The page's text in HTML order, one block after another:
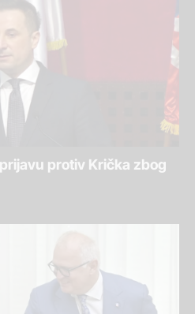
protiv Krička zbog